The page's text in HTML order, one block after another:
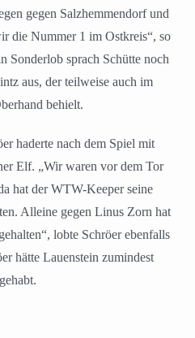
gegen Salzhemmendorf und
die Nummer 1 im Ostkreis“, so
Sonderlob sprach Schütte noch
aus, der teilweise auch im
behielt.
haderte nach dem Spiel mit
Elf. „Wir waren vor dem Tor
hat der WTW-Keeper seine
Alleine gegen Linus Zorn hat
lobte Schröer ebenfalls
hätte Lauenstein zumindest